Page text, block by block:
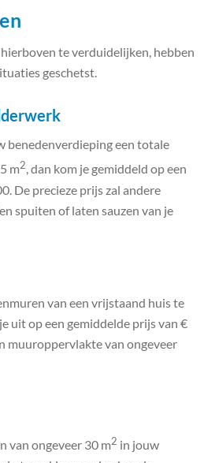
te verduidelijken, hebben
geschetst.
benedenverdieping een totale
m2, dan kom je gemiddeld op een
De precieze prijs zal andere
spuiten of laten sauzen van je
van een vrijstaand huis te
uit op een gemiddelde prijs van €
muuroppervlakte van ongeveer
van ongeveer 30 m2 in jouw